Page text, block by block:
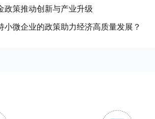
政策推动创新与产业升级
小微企业的政策助力经济高质量发展？